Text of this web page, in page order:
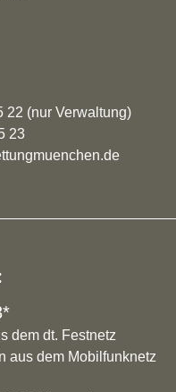
22 (nur Verwaltung)
23
dem dt. Festnetz
aus dem Mobilfunknetz